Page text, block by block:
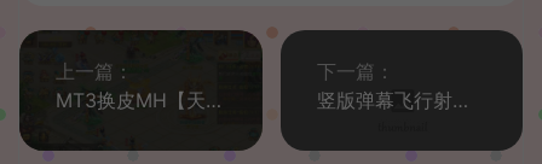
上一篇：
MT3换皮MH【天巡西游2尊享挂机版】最新整理单机一键即玩镜像端+Linux手工服务端+安卓苹果双端+GM后台+全套源码+详细搭建教程
下一篇：
竖版弹幕飞行射击奇幻冒险养成手游【飛吧龍騎士代金券内购版】最新整理单机一键即玩镜像端+Linux手工服务端+安卓+CDK授权后台+全套前后端源码+详细搭建教程